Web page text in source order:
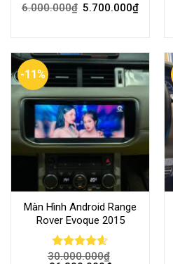
Rated4.56
6.000.000₫ 5.700.000₫
-11%
Màn Hình Android Range
Rover Evoque 2015
Rated4.60
30.000.000₫